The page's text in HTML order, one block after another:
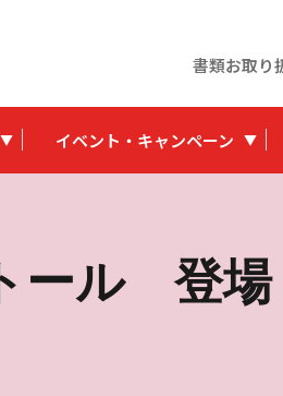
書類お取り
イベント・キャンペーン
ール 登場